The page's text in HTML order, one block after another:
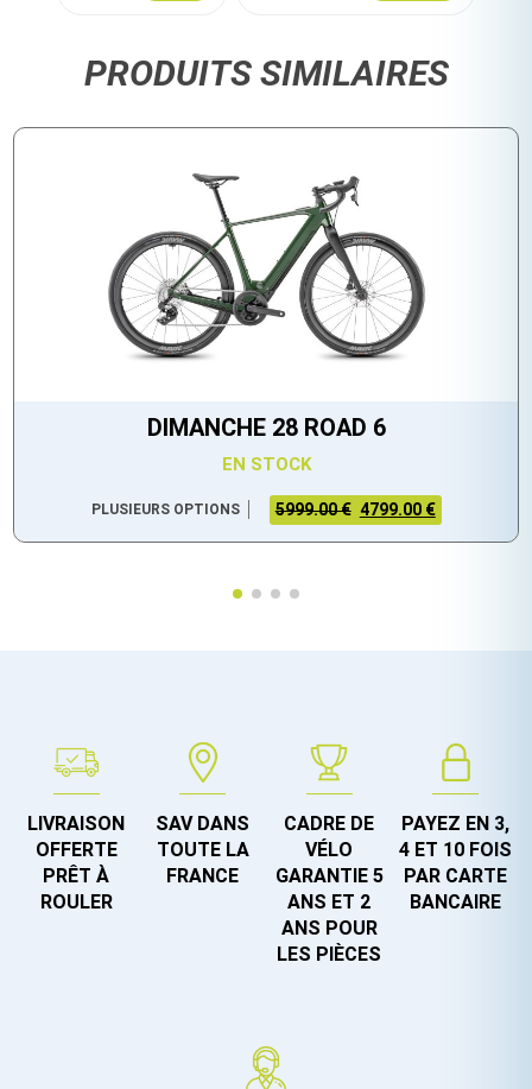
PRODUITS SIMILAIRES
DIMANCHE 28 ROAD 6
EN STOCK
PLUSIEURS OPTIONS 5999.00 € 4799.00 €
LIVRAISON
OFFERTE
PRÊT À
ROULER
SAV DANS
TOUTE LA
FRANCE
CADRE DE
VÉLO
GARANTIE 5
ANS ET 2
ANS POUR
LES PIÈCES
PAYEZ EN 3,
4 ET 10 FOIS
PAR CARTE
BANCAIRE